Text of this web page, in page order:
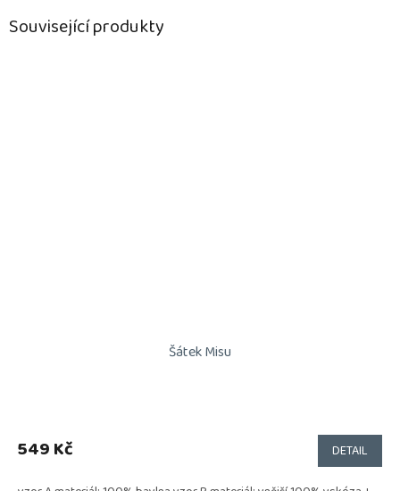
Související produkty
Šátek Misu
549 Kč DETAIL